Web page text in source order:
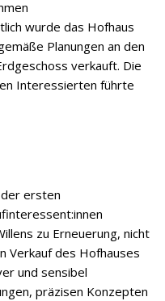
wurde das Hofhaus
Planungen an den
verkauft. Die
Interessierten führte
ersten
zu Erneuerung, nicht
Verkauf des Hofhauses
und sensibel
präzisen Konzepten